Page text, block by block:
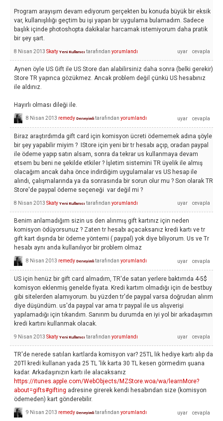
Program arayışım devam ediyorum gerçekten bu konuda büyük bir eksik
var, kullanışlılığı geçtim bu işi yapan bir uygulama bulamadım. Sadece
başlık içinde photoshopta dakikalar harcamak istemiyorum daha pratik
bir şey şart.
8 Nisan 2013 Skaty Yeni Kullanıcı tarafından yorumlandı
Aynen öyle US Gift ile US Store dan alabilirsiniz daha sonra (belki gerekir)
Store TR yapınca gözükmez. Ancak problem değil çünkü US hesabınız
ile aldınız.
Hayırlı olması dileği ile.
8 Nisan 2013 remedy Deneyimli tarafından yorumlandı
Biraz araştırdımda gift card için komisyon ücreti ödememek adına şöyle
bir şey yapabilir miyim ? IStore için yeni bir tr hesabı açıp, oradan paypal
ile ödeme yapıp satın alsam, sonra da tekrar us kullanmaya devam
etsem bu beni ne şekilde etkiler ? İşletim sistemini TR üyelik ile almış
olacağım ancak daha önce indirdiğim uygulamalar vs US hesap ile
alındı, çalışmalarında ya da sonrasında bir sorun olur mu ? Son olarak TR
Store'de paypal ödeme seçeneği var değil mi ?
8 Nisan 2013 Skaty Yeni Kullanıcı tarafından yorumlandı
Benim anlamadığım sizin us den alınmış gift kartınız için neden
komisyon ödüyorsunuz ? Zaten tr hesabı açacaksanız kredi kartı ve tr
gift kart dışında bir ödeme yöntemi ( paypal) yok diye biliyorum. Us ve Tr
hesabı aynı anda kullanılıyor bir problem olmaz
8 Nisan 2013 remedy Deneyimli tarafından yorumlandı
US için henüz bir gift card almadım, TR'de satan yerlere baktımda 4-5$
komisyon eklenmiş genelde fiyata. Kredi kartım olmadığı için de bestbuy
gibi sitelerden alamıyorum. bu yüzden tr'de paypal varsa doğrudan alırım
diye düşündüm. us'da paypal var ama tr paypal ile us alışverişi
yapılamadığı için tıkandım. Sanırım bu durumda en iyi yol bir arkadaşımın
kredi kartını kullanmak olacak.
9 Nisan 2013 Skaty Yeni Kullanıcı tarafından yorumlandı
TR'de nerede satılan kartlarda komisyon var? 25TL lik hediye kartı alıp da
20Tl kredi kullanan yada 25 TL 'lik karta 30 TL kesen görmedim şuana
kadar. Arkadaşınızın kartı ile alacaksanız
https://itunes.apple.com/WebObjects/MZStore.woa/wa/learnMore?
about=gifts#gifting adresine girerek kendi hesabından size (komisyon
ödemeden) kart gönderebilir.
9 Nisan 2013 remedy Deneyimli tarafından yorumlandı